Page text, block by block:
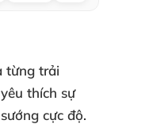
từng trải
thích sự
cực độ.